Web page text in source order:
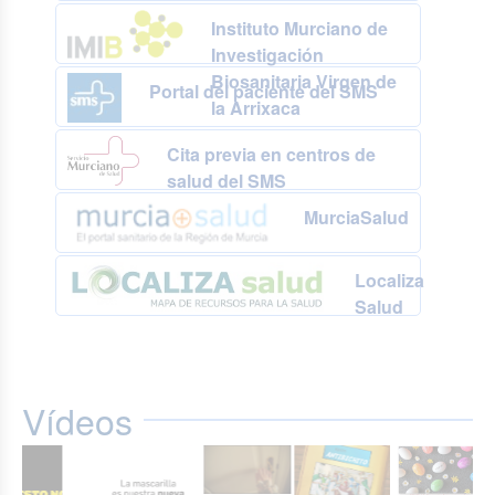
Instituto Murciano de
Investigación
Biosanitaria Virgen de
la Arrixaca
Portal del paciente del SMS
Cita previa en centros de
salud del SMS
MurciaSalud
Localiza
Salud
Vídeos